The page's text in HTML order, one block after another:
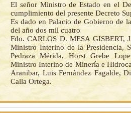
El señor Ministro de Estado en el
cumplimiento del presente Decreto
Es dado en Palacio de Gobierno de
del año dos mil cuatro
Fdo. CARLOS D. MESA GISBERT,
Ministro Interino de la Presidencia,
Pedraza Mérida, Horst Grebe
Ministro Interino de Minería e
Aranibar, Luis Fernández Fagalde,
Calla Ortega.